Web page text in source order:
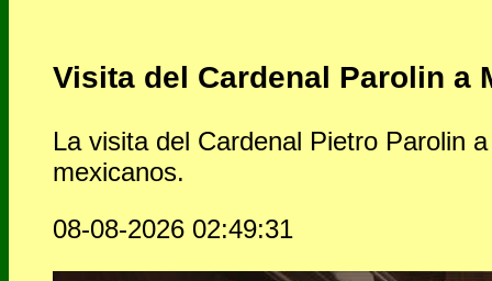
Visita del Cardenal Parolin a
La visita del Cardenal Pietro Parolin
mexicanos.
08-08-2026 02:49:31